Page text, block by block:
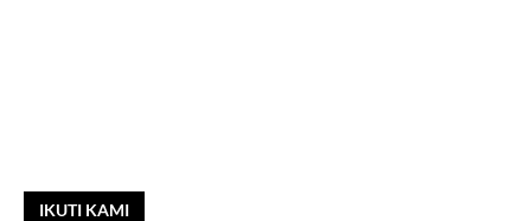
IKUTI KAMI